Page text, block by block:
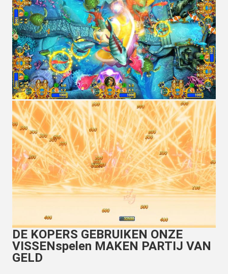
DE KOPERS GEBRUIKEN ONZE
VISSENspelen MAKEN PARTIJ VAN
GELD